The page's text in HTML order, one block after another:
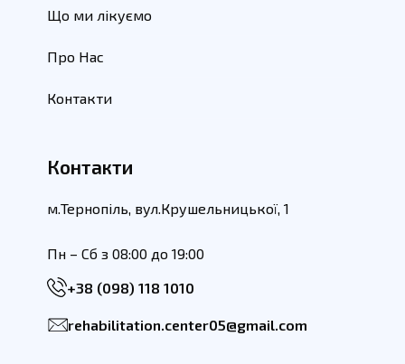
Що ми лікуємо
Про Нас
Контакти
Контакти
м.Тернопіль, вул.Крушельницької, 1
Пн – Сб з 08:00 до 19:00
+38 (098) 118 1010
rehabilitation.center05@gmail.com